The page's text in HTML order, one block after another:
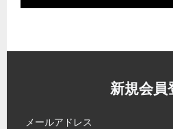
新規会員
メールアドレス